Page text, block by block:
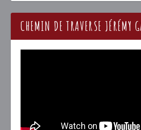
CHEMIN DE TRAVERSE JÉRÉMY